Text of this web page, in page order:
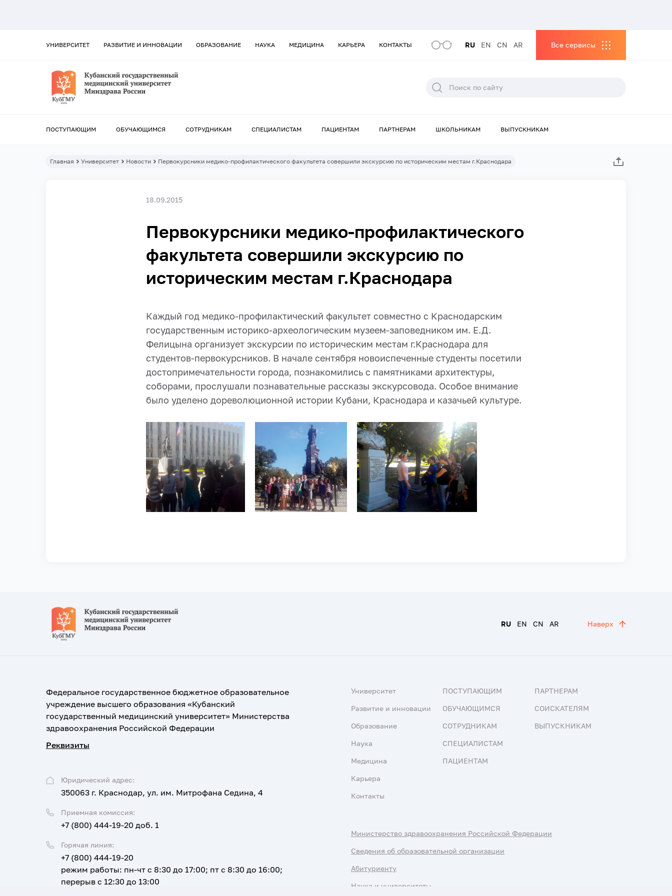
УНИВЕРСИТЕТ РАЗВИТИЕ И ИННОВАЦИИ ОБРАЗОВАНИЕ НАУКА МЕДИЦИНА КАРЬЕРА КОНТАКТЫ RU EN CN AR Все сервисы
ПОСТУПАЮЩИМ ОБУЧАЮЩИМСЯ СОТРУДНИКАМ СПЕЦИАЛИСТАМ ПАЦИЕНТАМ ПАРТНЕРАМ ШКОЛЬНИКАМ ВЫПУСКНИКАМ
Главная Университет Новости Первокурсники медико-профилактического факультета совершили экскурсию по историческим местам г.Краснодара
18.09.2015
Первокурсники медико-профилактического
факультета совершили экскурсию по
историческим местам г.Краснодара
Каждый год медико-профилактический факультет совместно с Краснодарским
государственным историко-археологическим музеем-заповедником им. Е.Д.
Фелицына организует экскурсии по историческим местам г.Краснодара для
студентов-первокурсников. В начале сентября новоиспеченные студенты посетили
достопримечательности города, познакомились с памятниками архитектуры,
соборами, прослушали познавательные рассказы экскурсовода. Особое внимание
было уделено дореволюционной истории Кубани, Краснодара и казачьей культуре.
RU EN CN AR Наверх
Федеральное государственное бюджетное образовательное
учреждение высшего образования «Кубанский
государственный медицинский университет» Министерства
здравоохранения Российской Федерации
Реквизиты
Юридический адрес:
350063 г. Краснодар, ул. им. Митрофана Седина, 4
Приемная комиссия:
+7 (800) 444-19-20 доб. 1
Горячая линия:
+7 (800) 444-19-20
режим работы: пн-чт с 8:30 до 17:00; пт с 8:30 до 16:00;
перерыв с 12:30 до 13:00
Университет
Развитие и инновации
Образование
Наука
Медицина
Карьера
Контакты
ПОСТУПАЮЩИМ
ОБУЧАЮЩИМСЯ
СОТРУДНИКАМ
СПЕЦИАЛИСТАМ
ПАЦИЕНТАМ
ПАРТНЕРАМ
СОИСКАТЕЛЯМ
ВЫПУСКНИКАМ
Министерство здравоохранения Российской Федерации
Сведения об образовательной организации
Абитуриенту
Наука и университеты